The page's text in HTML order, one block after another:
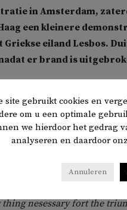
in Amsterdam,
een kleinere
eiland Lesbos.
er brand is
leden van de politieke
waren SOS Moria,
Internationale
droegen borden met
thing nesessary fort the
site gebruikt cookies en
om u een optimale
we hierdoor het gedrag
analyseren en daardoor
Annuleren